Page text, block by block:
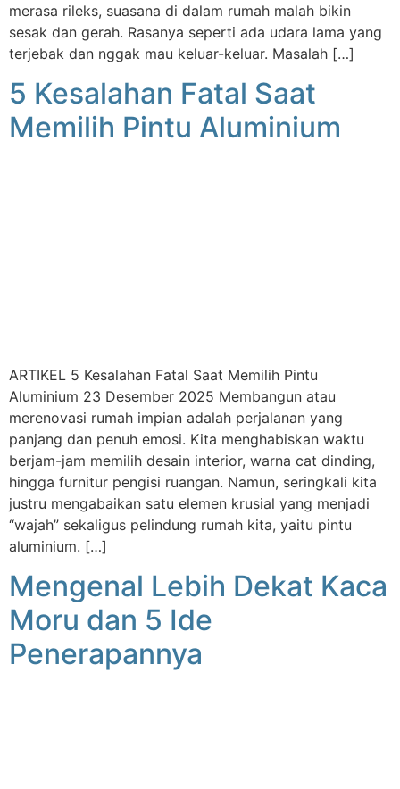
merasa rileks, suasana di dalam rumah malah bikin
sesak dan gerah. Rasanya seperti ada udara lama yang
terjebak dan nggak mau keluar-keluar. Masalah […]
5 Kesalahan Fatal Saat
Memilih Pintu Aluminium
ARTIKEL 5 Kesalahan Fatal Saat Memilih Pintu
Aluminium 23 Desember 2025 Membangun atau
merenovasi rumah impian adalah perjalanan yang
panjang dan penuh emosi. Kita menghabiskan waktu
berjam-jam memilih desain interior, warna cat dinding,
hingga furnitur pengisi ruangan. Namun, seringkali kita
justru mengabaikan satu elemen krusial yang menjadi
“wajah” sekaligus pelindung rumah kita, yaitu pintu
aluminium. […]
Mengenal Lebih Dekat Kaca
Moru dan 5 Ide
Penerapannya